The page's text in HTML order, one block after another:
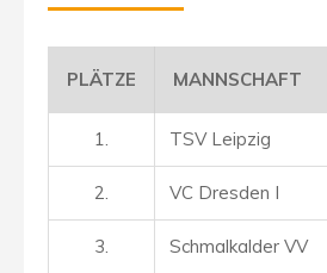
PLÄTZE MANNSCHAFT
1. TSV Leipzig
2. VC Dresden I
3. Schmalkalder VV